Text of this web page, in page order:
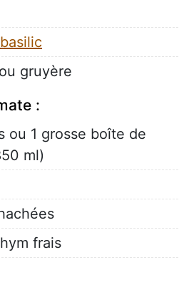
basilic
gruyère
:
ou 1 grosse boîte de
ml)
frais